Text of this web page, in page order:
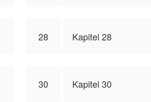
28 Kapitel 28
30 Kapitel 30